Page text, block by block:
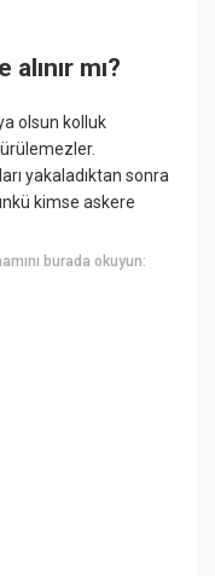
mı?
olsun kolluk
yakaladıktan sonra
kimse askere
burada okuyun: